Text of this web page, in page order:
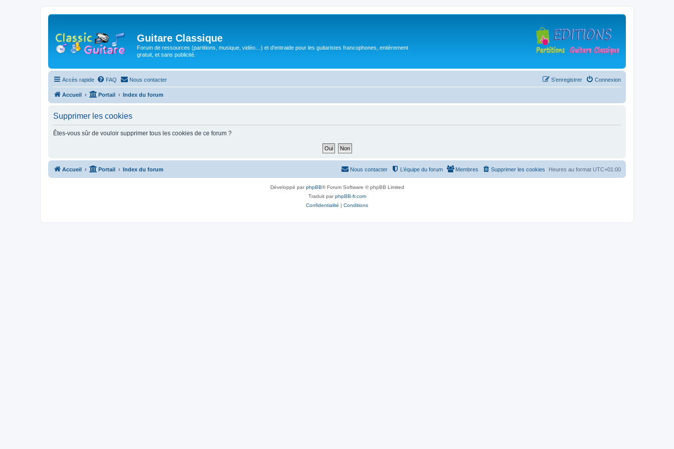
Guitare Classique
Forum de ressources (partitions, musique, vidéo…) et d'entraide pour les guitaristes francophones, entièrement
gratuit, et sans publicité.
Accès rapide FAQ Nous contacter Connexion
S’enregistrer
Accueil Portail Index du forum
Supprimer les cookies
Êtes-vous sûr de vouloir supprimer tous les cookies de ce forum ?
Accueil Portail Index du forum Heures au format UTC+01:00
Supprimer les cookies
Membres
L’équipe du forum
Nous contacter
Développé parphpBB® Forum Software © phpBB Limited
Traduit parphpBB-fr.com
Confidentialité | Conditions